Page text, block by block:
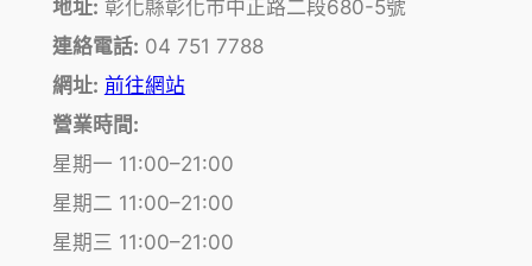
地址: 彰化縣彰化市中正路二段680-5號
連絡電話: 04 751 7788
網址: 前往網站
營業時間:
星期一 11:00–21:00
星期二 11:00–21:00
星期三 11:00–21:00